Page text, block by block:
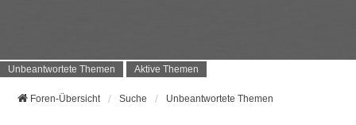
Unbeantwortete Themen Aktive Themen
Foren-Übersicht Suche Unbeantwortete Themen